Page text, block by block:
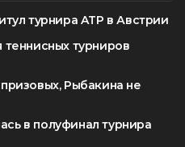
турнира ATP в Австрии
теннисных турниров
Рыбакина не
в полуфинал турнира